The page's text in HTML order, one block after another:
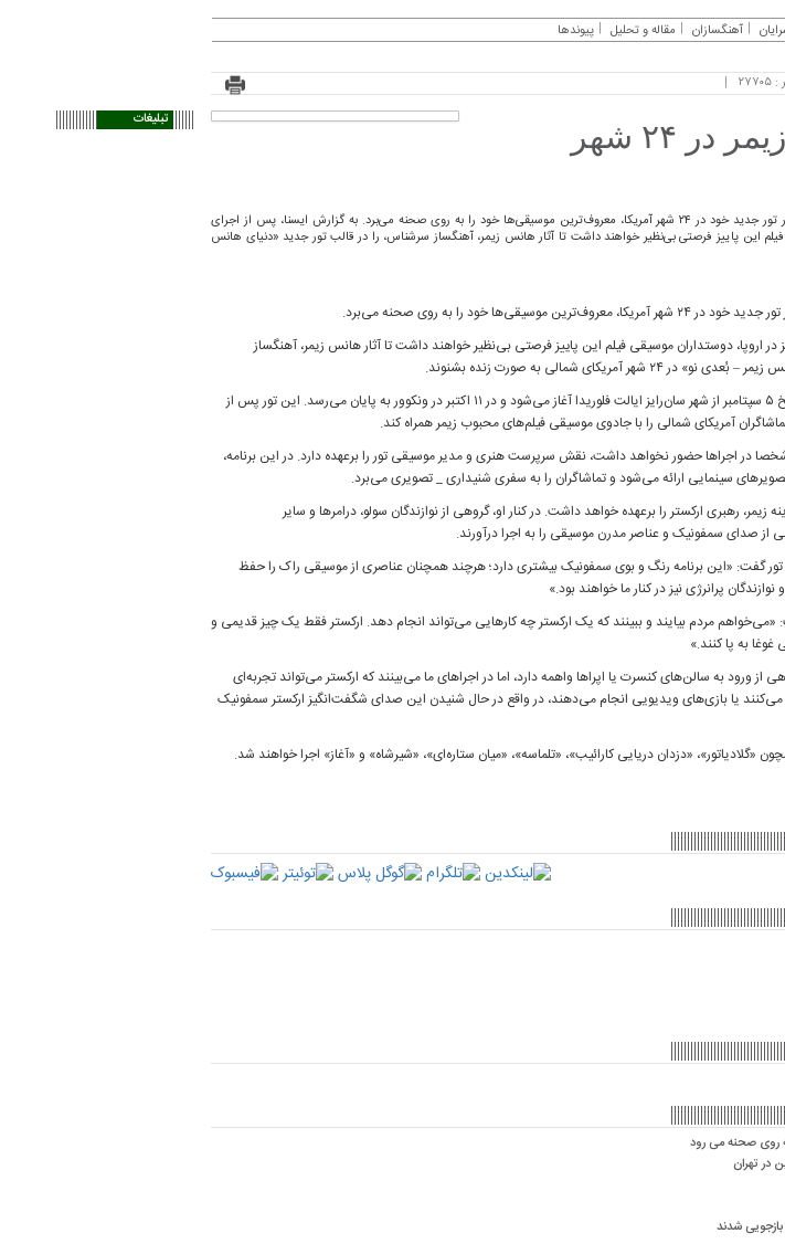
آهنگسازان مقاله و تحلیل پیوندها
تور جدید هانس زیمر در ۲۴ شهر
هانس زیمر _ آهنگساز برجسته سینما _ در تور جدید خود در ۲۴ شهر آمریکا، معروف‌ترین موسیقی‌ها خود را به روی صحنه می‌برد. به گزارش ایسنا، پس از اجرای
این پاییز فرصتی بی‌نظیر خواهند داشت تا آثار هانس زیمر، آهنگساز سرشناس، را در قالب تور جدید «دنیای هانس
خود را به روی صحنه می‌برد.
اروپا، دوستداران موسیقی فیلم این پاییز فرصتی بی‌نظیر خواهند داشت تا آثار هانس زیمر، آهنگساز
شمالی به صورت زنده بشنوند.
تور «دنیای هانس زیمر – بُعدی نو» در تاریخ ۵ سپتامبر از شهر سان‌رایز ایالت فلوریدا آغاز می‌شود و در ۱۱ اکتبر در ونکوور به پایان می‌رسد. این تور پس از
آمریکای شمالی را با جادوی موسیقی فیلم‌های محبوب زیمر همراه کند.
شخصا در اجراها حضور نخواهد داشت، نقش سرپرست هنری و مدیر موسیقی تور را برعهده دارد. در این برنامه،
سینمایی ارائه می‌شود و تماشاگران را به سفری شنیداری _ تصویری می‌برد.
زیمر، رهبری ارکستر را برعهده خواهد داشت. در کنار او، گروهی از نوازندگان سولو، درامرها و سایر
از صدای سمفونیک و عناصر مدرن موسیقی را به اجرا درآورند.
تور گفت: «این برنامه رنگ و بوی سمفونیک بیشتری دارد؛ هرچند همچنان عناصری از موسیقی راک را حفظ
نوازندگان پرانرژی نیز در کنار ما خواهند بود.»
«می‌خواهم مردم بیایند و ببینند که یک ارکستر چه کارهایی می‌تواند انجام دهد. ارکستر فقط یک چیز قدیمی و
به پا کنند.»
ورود به سالن‌های کنسرت یا اپراها واهمه دارد، اما در اجراهای ما می‌بینند که ارکستر می‌تواند تجربه‌ای
یا بازی‌های ویدیویی انجام می‌دهند، در واقع در حال شنیدن این صدای شگفت‌انگیز ارکستر سمفونیک
«گلادیاتور»، «دزدان دریایی کارائیب»، «تلماسه»، «میان ستاره‌ای»، «شیرشاه» و «آغاز» اجرا خواهند شد.
روی صحنه می رود
در تهران
شدند
تبلیغات